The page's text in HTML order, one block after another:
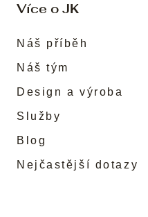
Více o JK
Náš příběh
Náš tým
Design a výroba
Služby
Blog
Nejčastější dotazy